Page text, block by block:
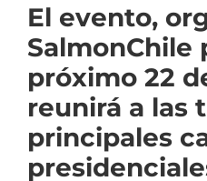
El evento,
SalmonChile
próximo 22
reunirá a las
principales